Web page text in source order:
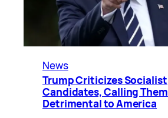
News
Trump Criticizes Socialist
Candidates, Calling Them
Detrimental to America